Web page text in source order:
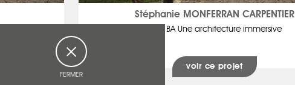
Stéphanie MONFERRAN CARPENTIER
Villa BA Une architecture immersive
voir ce projet
FERMER